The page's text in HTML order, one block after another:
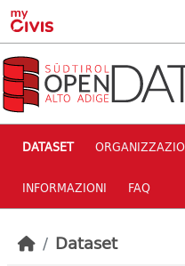
Skip to main content
DATASET
INFORMAZIONI FAQ
Dataset